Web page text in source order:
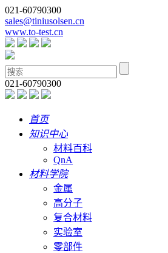
021-60790300
sales@tiniusolsen.cn
www.to-test.cn
021-60790300
首页
知识中心
材料百科
QnA
材料学院
金属
高分子
复合材料
实验室
零部件